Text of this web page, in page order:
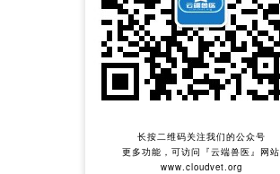
长按二维码关注我们的公众号
更多功能，可访问『云端兽医』网站
www.cloudvet.org